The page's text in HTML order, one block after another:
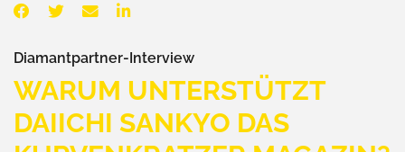
Diamantpartner-Interview
WARUM UNTERSTÜTZT
DAIICHI SANKYO DAS